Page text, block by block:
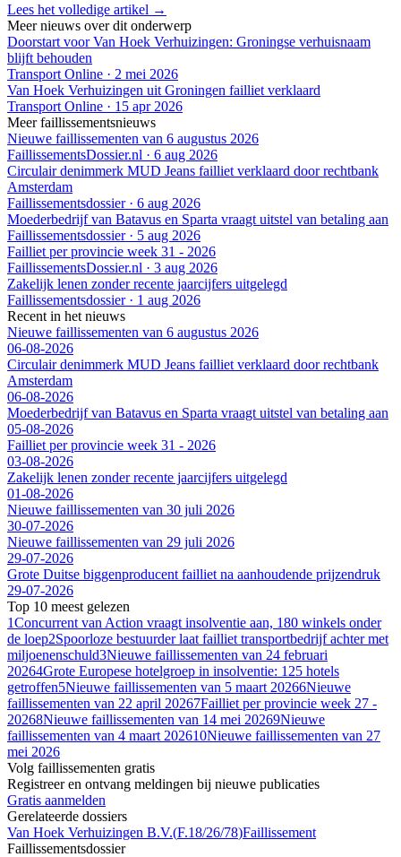
Lees het volledige artikel →
Meer nieuws over dit onderwerp
Doorstart voor Van Hoek Verhuizingen: Groningse verhuisnaam
blijft behouden
Transport Online · 2 mei 2026
Van Hoek Verhuizingen uit Groningen failliet verklaard
Transport Online · 15 apr 2026
Meer faillissementsnieuws
Nieuwe faillissementen van 6 augustus 2026
FaillissementsDossier.nl · 6 aug 2026
Circulair denimmerk MUD Jeans failliet verklaard door rechtbank
Amsterdam
Faillissementsdossier· 6 aug 2026
Moederbedrijf van Batavus en Sparta vraagt uitstel van betaling aan
Faillissementsdossier· 5 aug 2026
Failliet per provincie week 31 - 2026
FaillissementsDossier.nl · 3 aug 2026
Zakelijk lenen zonder recente jaarcijfers uitgelegd
Faillissementsdossier· 1 aug 2026
Recent in het nieuws
Nieuwe faillissementen van 6 augustus 2026
06-08-2026
Circulair denimmerk MUD Jeans failliet verklaard door rechtbank
Amsterdam
06-08-2026
Moederbedrijf van Batavus en Sparta vraagt uitstel van betaling aan
05-08-2026
Failliet per provincie week 31 - 2026
03-08-2026
Zakelijk lenen zonder recente jaarcijfers uitgelegd
01-08-2026
Nieuwe faillissementen van 30 juli 2026
30-07-2026
Nieuwe faillissementen van 29 juli 2026
29-07-2026
Grote Duitse biggenproducent failliet na aanhoudende prijzendruk
29-07-2026
Top 10 meest gelezen
1Concurrent van Action vraagt insolventie aan, 180 winkels onder
de loep2Spoorloze bestuurder laat failliet transportbedrijf achter met
miljoenenschuld3Nieuwe faillissementen van 24 februari
20264Grote Europese hotelgroep in insolventie: 125 hotels
getroffen5Nieuwe faillissementen van 5 maart 20266Nieuwe
faillissementen van 22 april 20267Failliet per provincie week 27 -
20268Nieuwe faillissementen van 14 mei 20269Nieuwe
faillissementen van 4 maart 202610Nieuwe faillissementen van 27
mei 2026
Volg faillissementen gratis
Registreer en ontvang meldingen bij nieuwe publicaties
Gratis aanmelden
Gerelateerde dossiers
Van Hoek Verhuizingen B.V.(F.18/26/78)Faillissement
Faillissementsdossier